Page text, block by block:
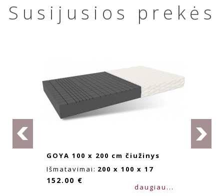
Susijusios prekės
200 cm čiužinys
200 x 100 x 17
165.00 €